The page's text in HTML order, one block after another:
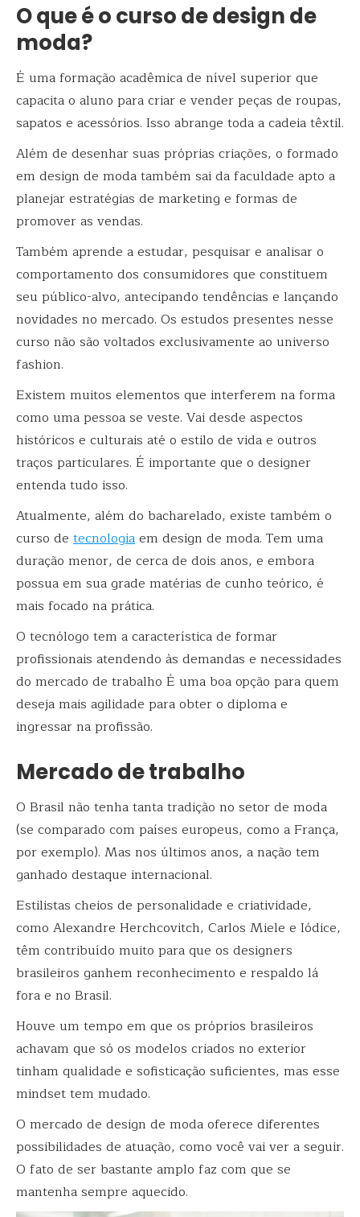
O que é o curso de design de
moda?
É uma formação acadêmica de nível superior que
capacita o aluno para criar e vender peças de roupas,
sapatos e acessórios. Isso abrange toda a cadeia têxtil.
Além de desenhar suas próprias criações, o formado
em design de moda também sai da faculdade apto a
planejar estratégias de marketing e formas de
promover as vendas.
Também aprende a estudar, pesquisar e analisar o
comportamento dos consumidores que constituem
seu público-alvo, antecipando tendências e lançando
novidades no mercado. Os estudos presentes nesse
curso não são voltados exclusivamente ao universo
fashion.
Existem muitos elementos que interferem na forma
como uma pessoa se veste. Vai desde aspectos
históricos e culturais até o estilo de vida e outros
traços particulares. É importante que o designer
entenda tudo isso.
Atualmente, além do bacharelado, existe também o
curso de tecnologiaem design de moda. Tem uma
duração menor, de cerca de dois anos, e embora
possua em sua grade matérias de cunho teórico, é
mais focado na prática.
O tecnólogo tem a característica de formar
profissionais atendendo às demandas e necessidades
do mercado de trabalho É uma boa opção para quem
deseja mais agilidade para obter o diploma e
ingressar na profissão.
Mercado de trabalho
O Brasil não tenha tanta tradição no setor de moda
(se comparado com países europeus, como a França,
por exemplo). Mas nos últimos anos, a nação tem
ganhado destaque internacional.
Estilistas cheios de personalidade e criatividade,
como Alexandre Herchcovitch, Carlos Miele e Iódice,
têm contribuído muito para que os designers
brasileiros ganhem reconhecimento e respaldo lá
fora e no Brasil.
Houve um tempo em que os próprios brasileiros
achavam que só os modelos criados no exterior
tinham qualidade e sofisticação suficientes, mas esse
mindset tem mudado.
O mercado de design de moda oferece diferentes
possibilidades de atuação, como você vai ver a seguir.
O fato de ser bastante amplo faz com que se
mantenha sempre aquecido.